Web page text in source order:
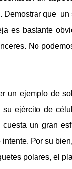
Demostrar que
es bastante
No
un ejemplo de
ejército de
cuesta un gran
Por su
polares, el